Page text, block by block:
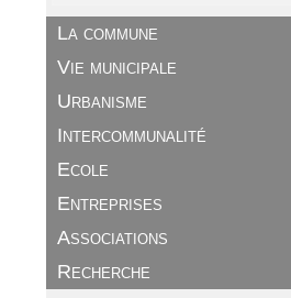
La commune
Vie municipale
Urbanisme
Intercommunalité
Ecole
Entreprises
Associations
Recherche